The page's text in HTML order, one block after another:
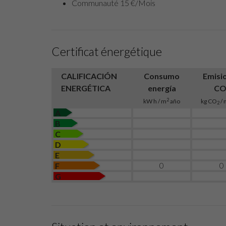
Communauté 15 €/Mois
Certificat énergétique
CALIFICACIÓN
ENERGÉTICA
Consumo
energía
kW h / m2año
CO
kg CO2/
A
B
C
D
E
F
0
0
G